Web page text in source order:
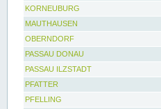
KORNEUBURG
MAUTHAUSEN
OBERNDORF
PASSAU DONAU
PASSAU ILZSTADT
PFATTER
PFELLING